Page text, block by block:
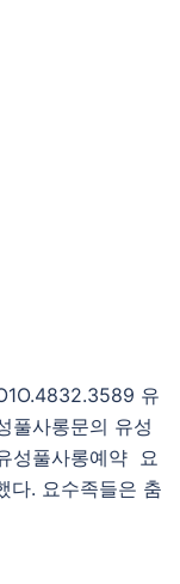
유
풀사롱문의 유성
성풀사롱예약 요
다. 요수족들은 춤